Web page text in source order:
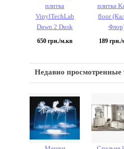
плитка
VinylTechLab
Dawn 2 Dusk
650 грн./м.кв
плитка
floor
189 грн./
Недавно просмотренные